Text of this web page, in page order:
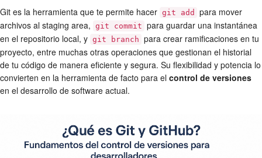
Git es la herramienta que te permite hacer git add
para mover
archivos al staging area, git commit para guardar una instantánea
en el repositorio local, y git branch para crear ramificaciones en tu
proyecto, entre muchas otras operaciones que gestionan el historial
de tu código de manera eficiente y segura. Su flexibilidad y potencia lo
convierten en la herramienta de facto para el control de versiones
en el desarrollo de software actual.